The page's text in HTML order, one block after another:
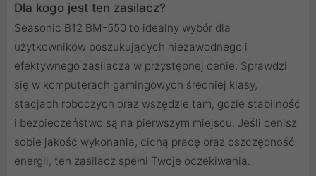
Dla kogo jest ten zasilacz?
Seasonic B12 BM-550 to idealny wybór dla
użytkowników poszukujących niezawodnego i
efektywnego zasilacza w przystępnej cenie. Sprawdzi
się w komputerach gamingowych średniej klasy,
stacjach roboczych oraz wszędzie tam, gdzie stabilność
i bezpieczeństwo są na pierwszym miejscu. Jeśli cenisz
sobie jakość wykonania, cichą pracę oraz oszczędność
energii, ten zasilacz spełni Twoje oczekiwania.